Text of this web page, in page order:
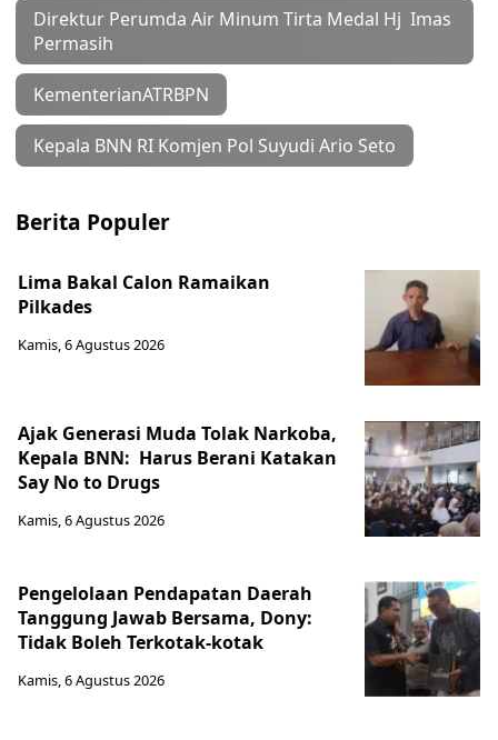
Direktur Perumda Air Minum Tirta Medal Hj Imas
Permasih
KementerianATRBPN
Kepala BNN RI Komjen Pol Suyudi Ario Seto
Berita Populer
Lima Bakal Calon Ramaikan
Pilkades
Kamis, 6 Agustus 2026
Ajak Generasi Muda Tolak Narkoba,
Kepala BNN: Harus Berani Katakan
Say No to Drugs
Kamis, 6 Agustus 2026
Pengelolaan Pendapatan Daerah
Tanggung Jawab Bersama, Dony:
Tidak Boleh Terkotak-kotak
Kamis, 6 Agustus 2026